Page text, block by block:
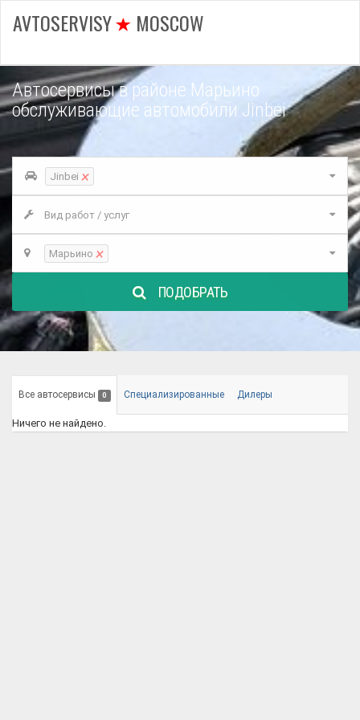
AVTOSERVISY MOSCOW
Автосервисы в районе Марьино
обслуживающие автомобили Jinbei
Jinbei ×
Вид работ / услуг
Марьино ×
ПОДОБРАТЬ
Все автосервисы 0 Специализированные Дилеры
Ничего не найдено.